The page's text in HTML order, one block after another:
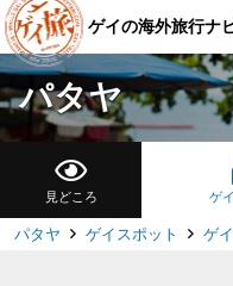
ゲイの海外旅行ナ
パタヤ
見どころ ゲ
パタヤ ゲイスポット ゲ